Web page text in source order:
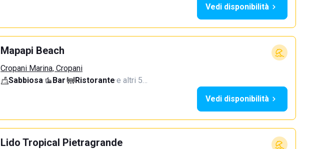
Vedi disponibilità
Mapapi Beach
Cropani Marina, Cropani
Sabbiosa· Bar· Ristorante·e altri 5…
Vedi disponibilità
Lido Tropical Pietragrande